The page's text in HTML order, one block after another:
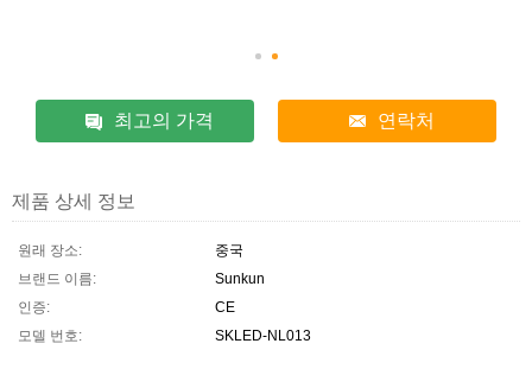
최고의 가격 연락처
제품 상세 정보
원래 장소:
중국
브랜드 이름:
Sunkun
인증:
CE
모델 번호:
SKLED-NL013